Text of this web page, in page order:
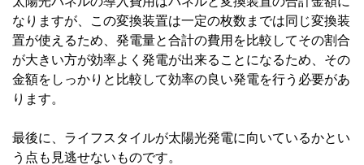
なりますが、この変換装置は一定の枚数までは同じ変換装
置が使えるため、発電量と合計の費用を比較してその割合
が大きい方が効率よく発電が出来ることになるため、その
金額をしっかりと比較して効率の良い発電を行う必要があ
ります。
最後に、ライフスタイルが太陽光発電に向いているかとい
う点も見逃せないものです。